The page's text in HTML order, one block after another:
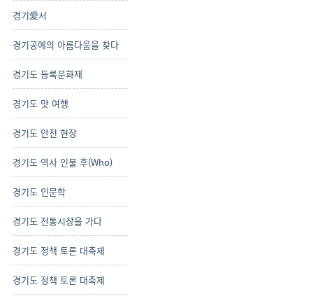
경기愛서
경기공예의 아름다움을 찾다
경기도 등록문화재
경기도 맛 여행
경기도 안전 현장
경기도 역사 인물 후(Who)
경기도 인문학
경기도 전통시장을 가다
경기도 정책 토론 대축제
경기도 정책 토론 대축제